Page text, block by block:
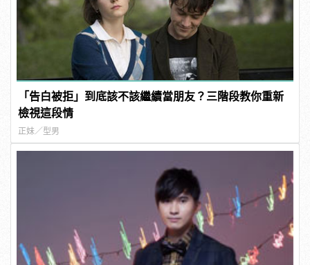
「告白被拒」到底該不該繼續當朋友？三階段教你重新
檢視這段情
正妹／型男